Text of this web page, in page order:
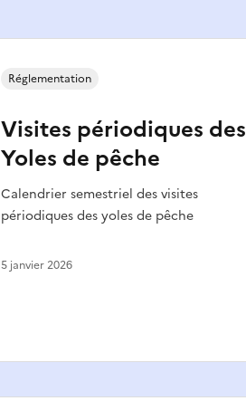
Visites périodiques des
Yoles de pêche
Calendrier semestriel des visites
périodiques des yoles de pêche
Réglementation
5 janvier 2026